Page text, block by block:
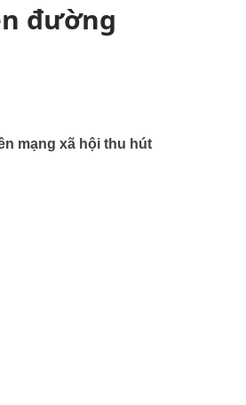
đường
mạng xã hội thu hút